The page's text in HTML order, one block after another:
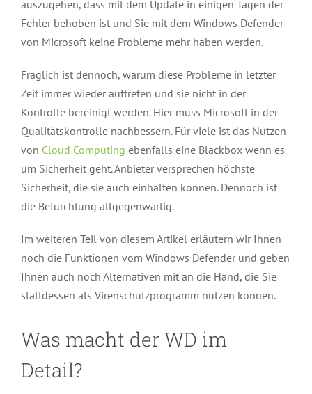
auszugehen, dass mit dem Update in einigen Tagen der
Fehler behoben ist und Sie mit dem Windows Defender
von Microsoft keine Probleme mehr haben werden.
Fraglich ist dennoch, warum diese Probleme in letzter
Zeit immer wieder auftreten und sie nicht in der
Kontrolle bereinigt werden. Hier muss Microsoft in der
Qualitätskontrolle nachbessern. Für viele ist das Nutzen
von Cloud Computing ebenfalls eine Blackbox wenn es
um Sicherheit geht. Anbieter versprechen höchste
Sicherheit, die sie auch einhalten können. Dennoch ist
die Befürchtung allgegenwärtig.
Im weiteren Teil von diesem Artikel erläutern wir Ihnen
noch die Funktionen vom Windows Defender und geben
Ihnen auch noch Alternativen mit an die Hand, die Sie
stattdessen als Virenschutzprogramm nutzen können.
Was macht der WD im
Detail?